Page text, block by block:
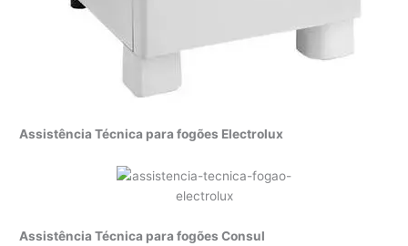
Assistência Técnica para fogões Electrolux
Assistência Técnica para fogões Consul